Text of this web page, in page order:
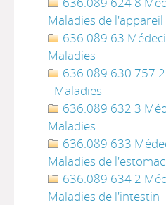
Maladies de
636.089 63
Maladies
636.089 630 757
- Maladies
636.089 632 3
Maladies
636.089 633
Maladies de l'estomac
636.089 634 2
Maladies de l'intestin